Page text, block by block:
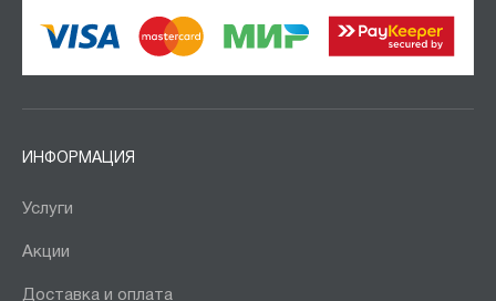
ИНФОРМАЦИЯ
Услуги
Акции
Доставка и оплата